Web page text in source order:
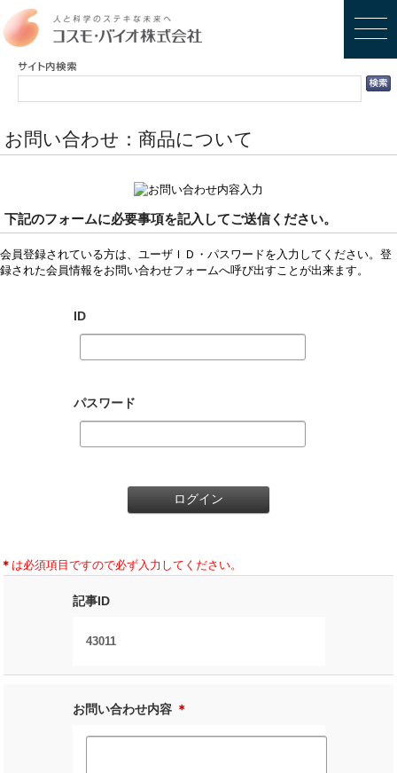
お問い合わせ：商品について
下記のフォームに必要事項を記入してご送信ください。
会員登録されている方は、ユーザＩＤ・パスワードを入力してください。登
録された会員情報をお問い合わせフォームへ呼び出すことが出来ます。
ID
パスワード
＊ は必須項目ですので必ず入力してください。
記事ID
43011
お問い合わせ内容 ＊